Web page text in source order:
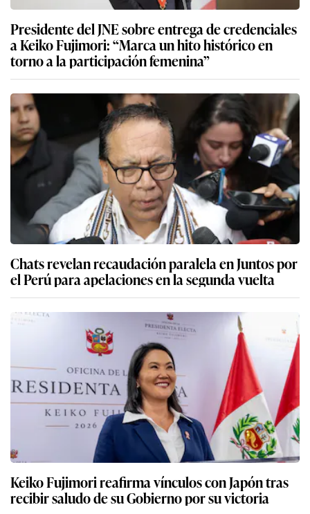
Presidente del JNE sobre entrega de credenciales
a Keiko Fujimori: “Marca un hito histórico en
torno a la participación femenina”
Chats revelan recaudación paralela en Juntos por
el Perú para apelaciones en la segunda vuelta
Keiko Fujimori reafirma vínculos con Japón tras
recibir saludo de su Gobierno por su victoria